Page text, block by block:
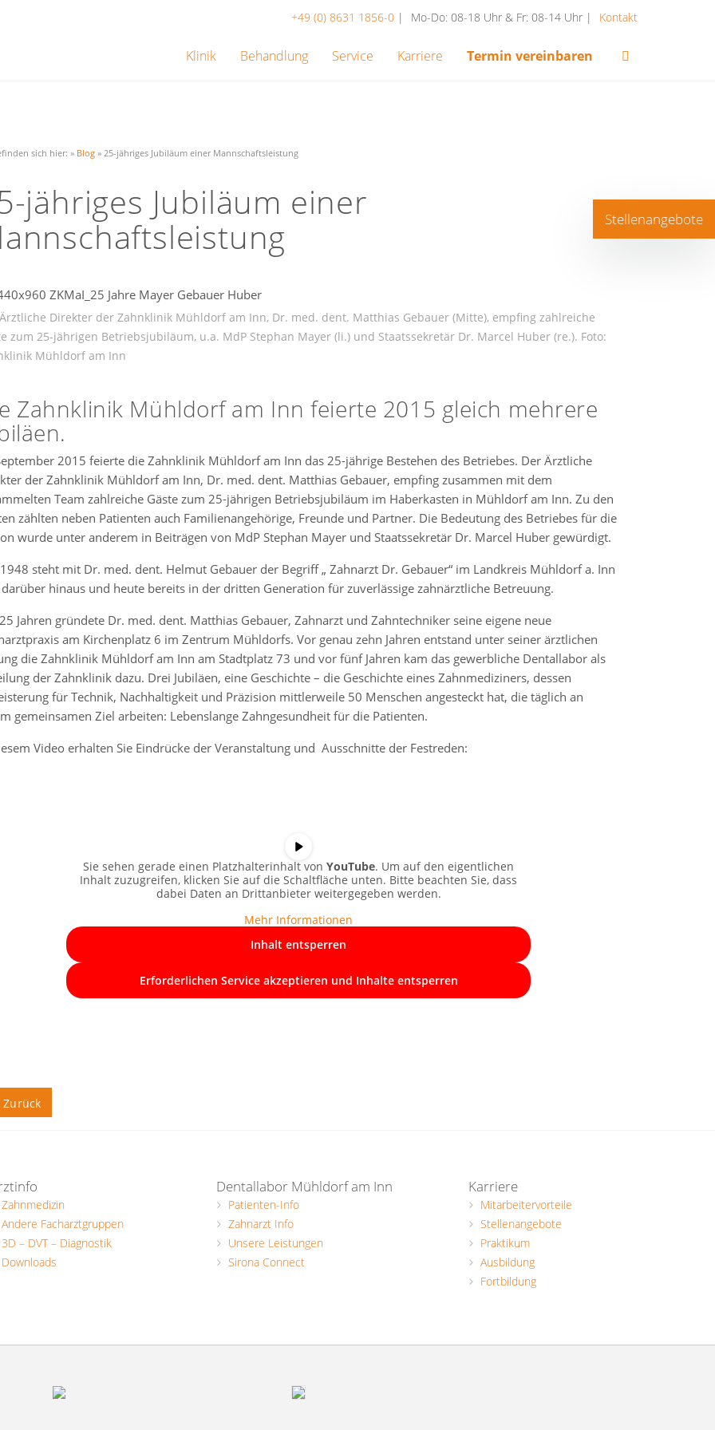
+49 (0) 8631 1856-0 | Mo-Do: 08-18 Uhr & Fr: 08-14 Uhr | Kontakt
Klinik Behandlung Service Karriere Termin vereinbaren
sich hier: » Blog » 25-jähriges Jubiläum einer Mannschaftsleistung
jähriges Jubiläum einer
Direkter der Zahnklinik Mühldorf am Inn, Dr. med. dent. Matthias Gebauer (Mitte), empfing zahlreiche
zum 25-jährigen Betriebsjubiläum, u.a. MdP Stephan Mayer (li.) und Staatssekretär Dr. Marcel Huber (re.). Foto:
Mühldorf am Inn
Zahnklinik Mühldorf am Inn feierte 2015 gleich mehrere
2015 feierte die Zahnklinik Mühldorf am Inn das 25-jährige Bestehen des Betriebes. Der Ärztliche
der Zahnklinik Mühldorf am Inn, Dr. med. dent. Matthias Gebauer, empfing zusammen mit dem
Team zahlreiche Gäste zum 25-jährigen Betriebsjubiläum im Haberkasten in Mühldorf am Inn. Zu den
zählten neben Patienten auch Familienangehörige, Freunde und Partner. Die Bedeutung des Betriebes für die
wurde unter anderem in Beiträgen von MdP Stephan Mayer und Staatssekretär Dr. Marcel Huber gewürdigt.
steht mit Dr. med. dent. Helmut Gebauer der Begriff „ Zahnarzt Dr. Gebauer“ im Landkreis Mühldorf a. Inn
hinaus und heute bereits in der dritten Generation für zuverlässige zahnärztliche Betreuung.
Jahren gründete Dr. med. dent. Matthias Gebauer, Zahnarzt und Zahntechniker seine eigene neue
am Kirchenplatz 6 im Zentrum Mühldorfs. Vor genau zehn Jahren entstand unter seiner ärztlichen
die Zahnklinik Mühldorf am Inn am Stadtplatz 73 und vor fünf Jahren kam das gewerbliche Dentallabor als
der Zahnklinik dazu. Drei Jubiläen, eine Geschichte – die Geschichte eines Zahnmediziners, dessen
für Technik, Nachhaltigkeit und Präzision mittlerweile 50 Menschen angesteckt hat, die täglich an
gemeinsamen Ziel arbeiten: Lebenslange Zahngesundheit für die Patienten.
Video erhalten Sie Eindrücke der Veranstaltung und Ausschnitte der Festreden:
Sie sehen gerade einen Platzhalterinhalt von YouTube. Um auf den eigentlichen
Inhalt zuzugreifen, klicken Sie auf die Schaltfläche unten. Bitte beachten Sie, dass
dabei Daten an Drittanbieter weitergegeben werden.
Mehr Informationen
Inhalt entsperren
Erforderlichen Service akzeptieren und Inhalte entsperren
Zurück
Zahnmedizin
Andere Facharztgruppen
3D – DVT – Diagnostik
Downloads
Dentallabor Mühldorf am Inn
Patienten-Info
Zahnarzt Info
Unsere Leistungen
Sirona Connect
Karriere
Mitarbeitervorteile
Stellenangebote
Praktikum
Ausbildung
Fortbildung
Stellenangebote